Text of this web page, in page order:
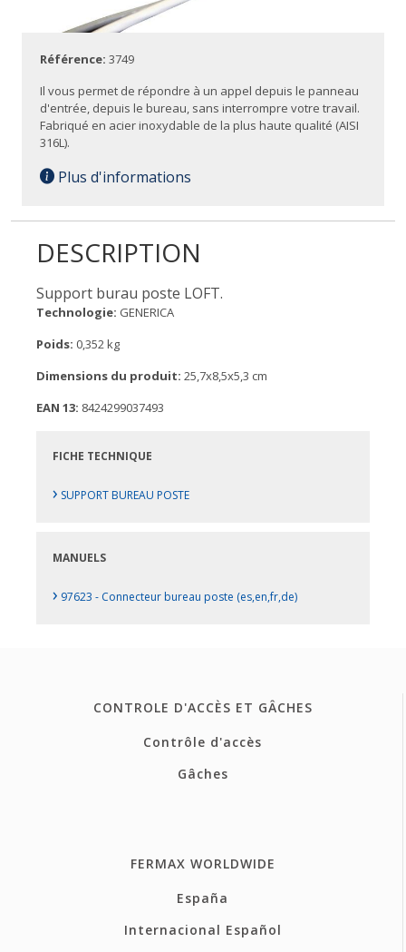
Référence: 3749
Il vous permet de répondre à un appel depuis le panneau
d'entrée, depuis le bureau, sans interrompre votre travail.
Fabriqué en acier inoxydable de la plus haute qualité (AISI
316L).
Plus d'informations
DESCRIPTION
Support burau poste LOFT.
Technologie: GENERICA
Poids: 0,352 kg
Dimensions du produit: 25,7x8,5x5,3 cm
EAN 13: 8424299037493
FICHE TECHNIQUE
› SUPPORT BUREAU POSTE
MANUELS
› 97623 - Connecteur bureau poste (es,en,fr,de)
CONTROLE D'ACCÈS ET GÂCHES
Contrôle d'accès
Gâches
FERMAX WORLDWIDE
España
Internacional Español